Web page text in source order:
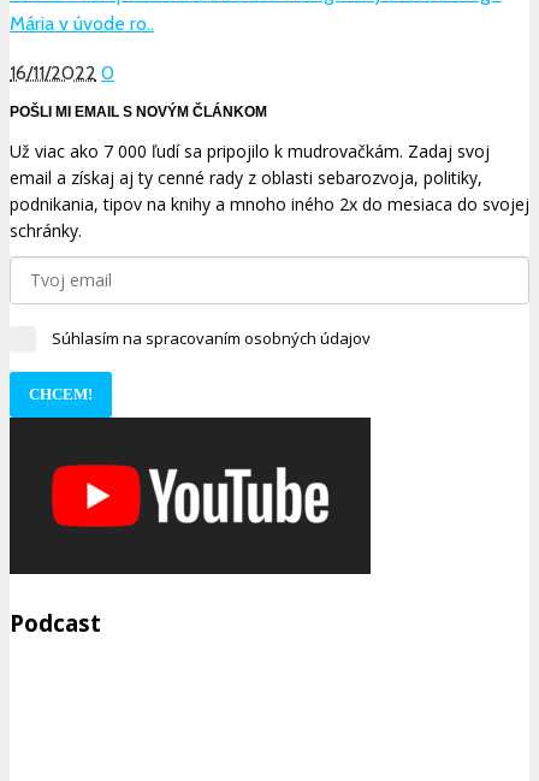
Mária v úvode ro..
16/11/2022 0
POŠLI MI EMAIL S NOVÝM ČLÁNKOM
Už viac ako 7 000 ľudí sa pripojilo k mudrovačkám. Zadaj svoj
email a získaj aj ty cenné rady z oblasti sebarozvoja, politiky,
podnikania, tipov na knihy a mnoho iného 2x do mesiaca do svojej
schránky.
Súhlasím na spracovaním osobných údajov
CHCEM!
Podcast